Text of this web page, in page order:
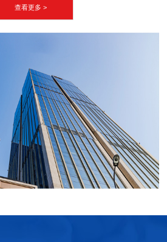
查看更多 >